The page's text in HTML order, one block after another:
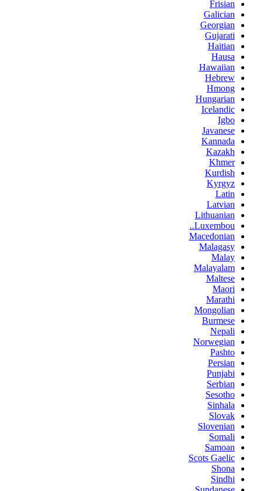
Frisian
Galician
Georgian
Gujarati
Haitian
Hausa
Hawaiian
Hebrew
Hmong
Hungarian
Icelandic
Igbo
Javanese
Kannada
Kazakh
Khmer
Kurdish
Kyrgyz
Latin
Latvian
Lithuanian
Luxembou..
Macedonian
Malagasy
Malay
Malayalam
Maltese
Maori
Marathi
Mongolian
Burmese
Nepali
Norwegian
Pashto
Persian
Punjabi
Serbian
Sesotho
Sinhala
Slovak
Slovenian
Somali
Samoan
Scots Gaelic
Shona
Sindhi